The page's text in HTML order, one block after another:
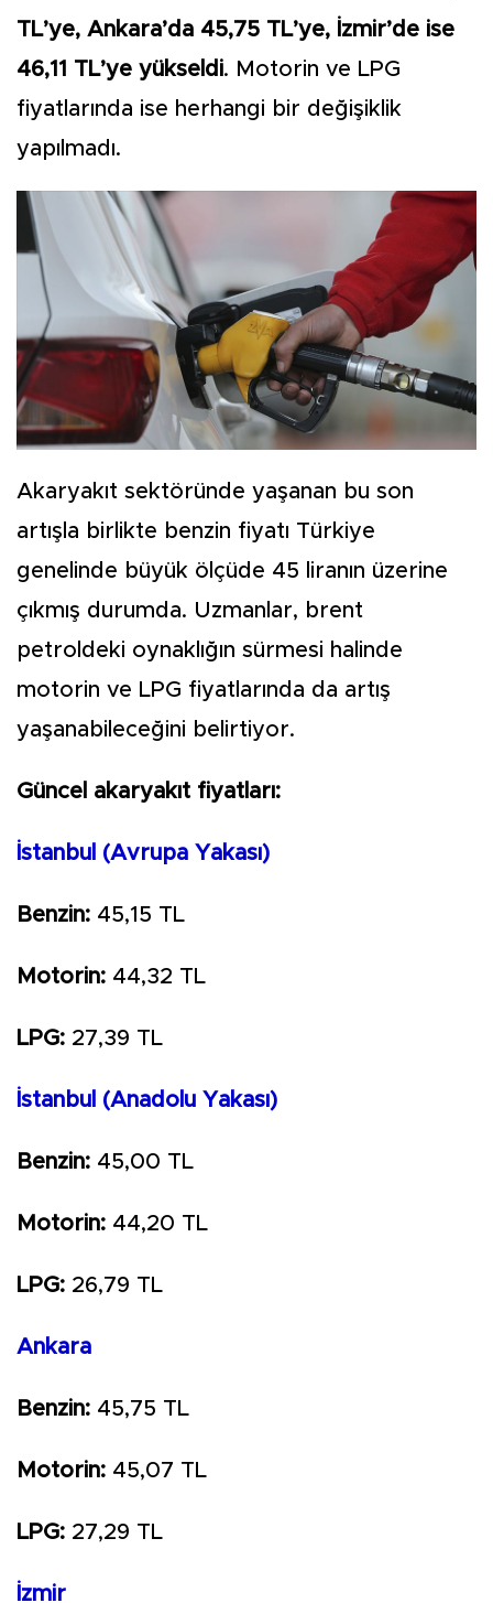
TL’ye, Ankara’da 45,75 TL’ye, İzmir’de ise
46,11 TL’ye yükseldi. Motorin ve LPG
fiyatlarında ise herhangi bir değişiklik
yapılmadı.
Akaryakıt sektöründe yaşanan bu son
artışla birlikte benzin fiyatı Türkiye
genelinde büyük ölçüde 45 liranın üzerine
çıkmış durumda. Uzmanlar, brent
petroldeki oynaklığın sürmesi halinde
motorin ve LPG fiyatlarında da artış
yaşanabileceğini belirtiyor.
Güncel akaryakıt fiyatları:
İstanbul (Avrupa Yakası)
Benzin: 45,15 TL
Motorin: 44,32 TL
LPG: 27,39 TL
İstanbul (Anadolu Yakası)
Benzin: 45,00 TL
Motorin: 44,20 TL
LPG: 26,79 TL
Ankara
Benzin: 45,75 TL
Motorin: 45,07 TL
LPG: 27,29 TL
İzmir